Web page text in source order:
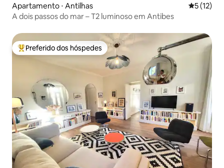
Apartamento ⋅ Antilhas 5 de uma
5 (12)
A dois passos do mar – T2 luminoso em Antibes
Entre os melhores preferidos dos hóspedes
Preferido dos hóspedes